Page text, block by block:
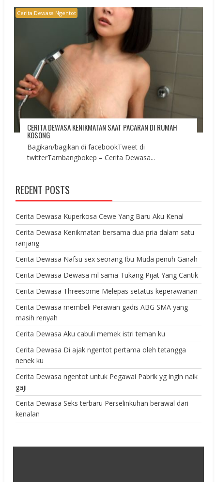
Cerita Dewasa Ngentot
CERITA DEWASA KENIKMATAN SAAT PACARAN DI RUMAH
KOSONG
Bagikan/bagikan di facebookTweet di
twitterTambangbokep – Cerita Dewasa...
RECENT POSTS
Cerita Dewasa Kuperkosa Cewe Yang Baru Aku Kenal
Cerita Dewasa Kenikmatan bersama dua pria dalam satu
ranjang
Cerita Dewasa Nafsu sex seorang Ibu Muda penuh Gairah
Cerita Dewasa Dewasa ml sama Tukang Pijat Yang Cantik
Cerita Dewasa Threesome Melepas setatus keperawanan
Cerita Dewasa membeli Perawan gadis ABG SMA yang
masih renyah
Cerita Dewasa Aku cabuli memek istri teman ku
Cerita Dewasa Di ajak ngentot pertama oleh tetangga
nenek ku
Cerita Dewasa ngentot untuk Pegawai Pabrik yg ingin naik
gaji
Cerita Dewasa Seks terbaru Perselinkuhan berawal dari
kenalan